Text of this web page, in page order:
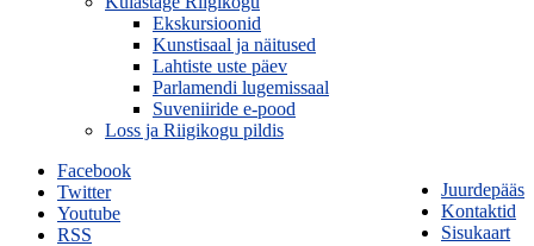
Ekskursioonid
Kunstisaal ja näitused
Lahtiste uste päev
Parlamendi lugemissaal
Suveniiride e-pood
Loss ja Riigikogu pildis
Juurdepääs
Kontaktid
Sisukaart
Facebook
Twitter
Youtube
RSS